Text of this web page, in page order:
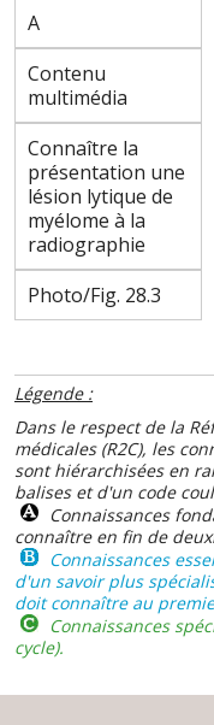
A
Contenu
multimédia
Connaître la
présentation une
lésion lytique de
myélome à la
radiographie
Photo/Fig. 28.3
Légende :
Dans le respect de la
médicales (R2C), les
sont hiérarchisées en
balises et d'un code
Connaissances
connaître en fin de
Connaissances
d'un savoir plus
doit connaître au
Connaissances
cycle).